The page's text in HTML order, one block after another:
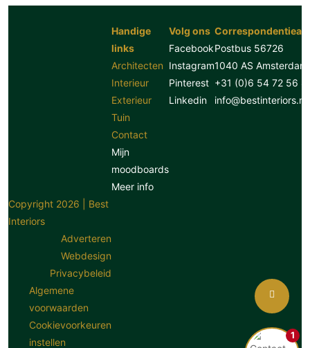
1
Handige
links
Architecten
Interieur
Exterieur
Tuin
Contact
Mijn
moodboards
Meer info
Volg ons
Facebook
Instagram
Pinterest
Linkedin
Postbus 56726
1040 AS Amsterdam
+31 (0)6 54 72 56
info@bestinteriors.nl
Copyright 2026 | Best
Interiors
Adverteren
Webdesign
Privacybeleid
Algemene
voorwaarden
Cookievoorkeuren
instellen